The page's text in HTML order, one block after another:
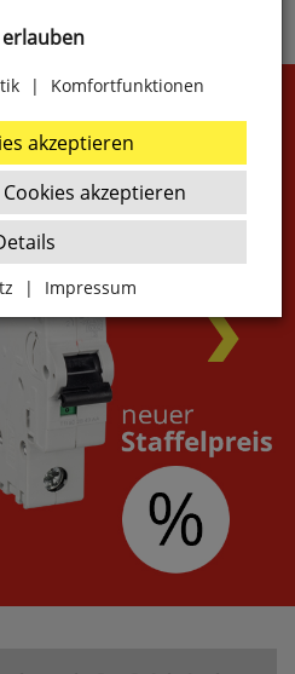
>
| Komfortfunktionen
akzeptieren
akzeptieren
| Impressum
aa_sid
für die Funktion des